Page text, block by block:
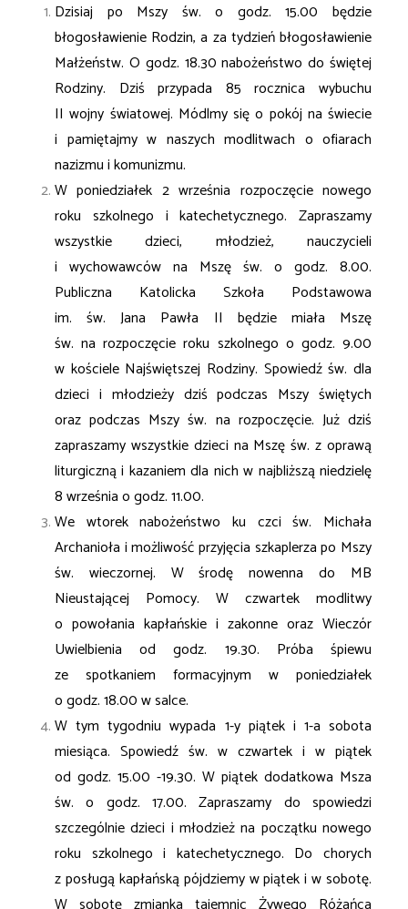
Dzisiaj po Mszy św. o godz. 15.00 będzie
błogosławienie Rodzin, a za tydzień błogosławienie
Małżeństw. O godz. 18.30 nabożeństwo do świętej
Rodziny. Dziś przypada 85 rocznica wybuchu
II wojny światowej. Módlmy się o pokój na świecie
i pamiętajmy w naszych modlitwach o ofiarach
nazizmu i komunizmu.
W poniedziałek 2 września rozpoczęcie nowego
roku szkolnego i katechetycznego. Zapraszamy
wszystkie dzieci, młodzież, nauczycieli
i wychowawców na Mszę św. o godz. 8.00.
Publiczna Katolicka Szkoła Podstawowa
im. św. Jana Pawła II będzie miała Mszę
św. na rozpoczęcie roku szkolnego o godz. 9.00
w kościele Najświętszej Rodziny. Spowiedź św. dla
dzieci i młodzieży dziś podczas Mszy świętych
oraz podczas Mszy św. na rozpoczęcie. Już dziś
zapraszamy wszystkie dzieci na Mszę św. z oprawą
liturgiczną i kazaniem dla nich w najbliższą niedzielę
8 września o godz. 11.00.
We wtorek nabożeństwo ku czci św. Michała
Archanioła i możliwość przyjęcia szkaplerza po Mszy
św. wieczornej. W środę nowenna do MB
Nieustającej Pomocy. W czwartek modlitwy
o powołania kapłańskie i zakonne oraz Wieczór
Uwielbienia od godz. 19.30. Próba śpiewu
ze spotkaniem formacyjnym w poniedziałek
o godz. 18.00 w salce.
W tym tygodniu wypada 1-y piątek i 1-a sobota
miesiąca. Spowiedź św. w czwartek i w piątek
od godz. 15.00 -19.30. W piątek dodatkowa Msza
św. o godz. 17.00. Zapraszamy do spowiedzi
szczególnie dzieci i młodzież na początku nowego
roku szkolnego i katechetycznego. Do chorych
z posługą kapłańską pójdziemy w piątek i w sobotę.